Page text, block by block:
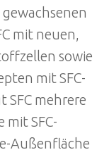
mit neuen,
sowie
mit SFC-
SFC mehrere
SFC-
Außenfläche